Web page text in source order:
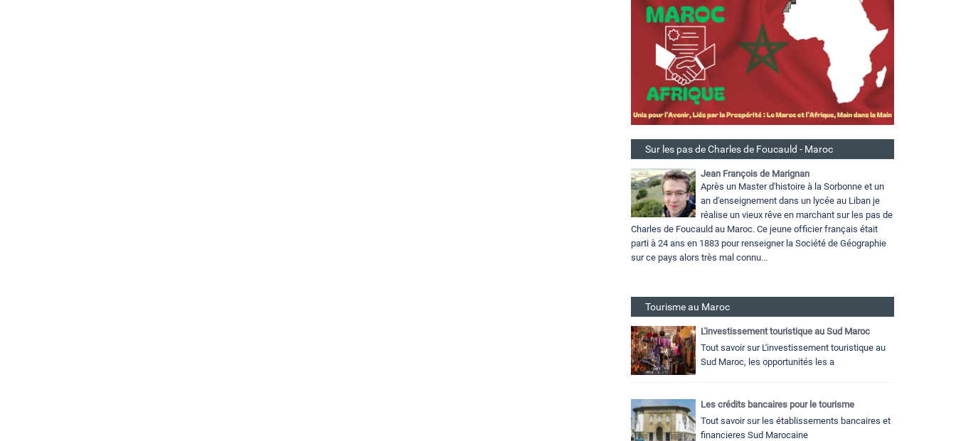
Sur les pas de Charles de Foucauld - Maroc
Jean François de Marignan
Après un Master d'histoire à la Sorbonne et un
an d'enseignement dans un lycée au Liban je
réalise un vieux rêve en marchant sur les pas de
Charles de Foucauld au Maroc. Ce jeune officier français était
parti à 24 ans en 1883 pour renseigner la Société de Géographie
sur ce pays alors très mal connu...
Tourisme au Maroc
L'investissement touristique au Sud Maroc
Tout savoir sur L'investissement touristique au
Sud Maroc, les opportunités les a
Les crédits bancaires pour le tourisme
Tout savoir sur les établissements bancaires et
financieres Sud Marocaine